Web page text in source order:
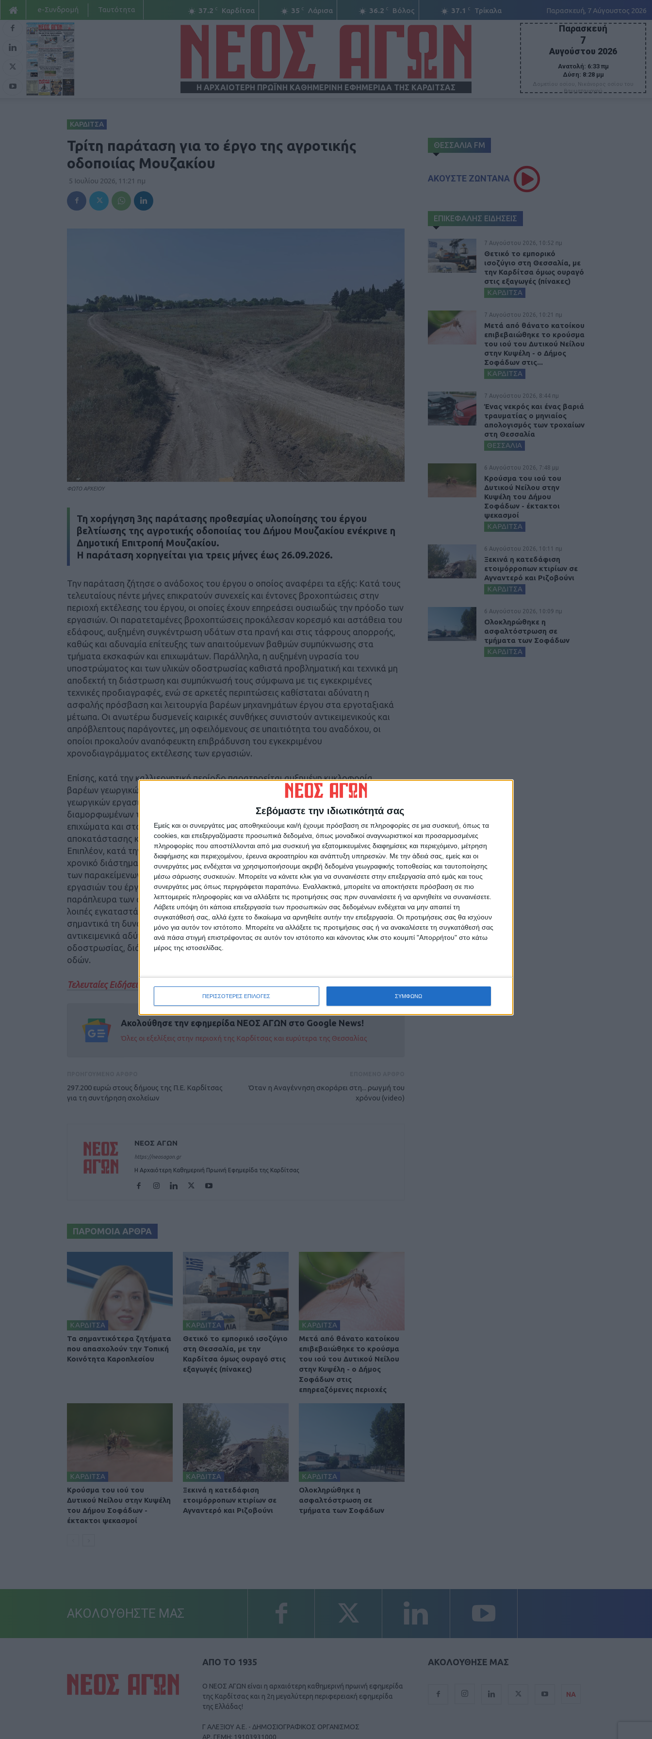
Σεβόμαστε την ιδιωτικότητά σας
Εμείς και οι συνεργάτες μας αποθηκεύουμε και/ή έχουμε πρόσβαση σε πληροφορίες σε μια συσκευή, όπως τα
cookies, και επεξεργαζόμαστε προσωπικά δεδομένα, όπως μοναδικοί αναγνωριστικοί και προσαρμοσμένες
πληροφορίες που αποστέλλονται από μια συσκευή για εξατομικευμένες διαφημίσεις και περιεχόμενο, μέτρηση
διαφήμισης και περιεχομένου, έρευνα ακροατηρίου και ανάπτυξη υπηρεσιών. Με την άδειά σας, εμείς και οι
συνεργάτες μας ενδέχεται να χρησιμοποιήσουμε ακριβή δεδομένα γεωγραφικής τοποθεσίας και ταυτοποίησης
μέσω σάρωσης συσκευών. Μπορείτε να κάνετε κλικ για να συναινέσετε στην επεξεργασία από εμάς και τους
συνεργάτες μας όπως περιγράφεται παραπάνω. Εναλλακτικά, μπορείτε να αποκτήσετε πρόσβαση σε πιο
λεπτομερείς πληροφορίες και να αλλάξετε τις προτιμήσεις σας πριν συναινέσετε ή να αρνηθείτε να συναινέσετε.
Λάβετε υπόψη ότι κάποια επεξεργασία των προσωπικών σας δεδομένων ενδέχεται να μην απαιτεί τη
συγκατάθεσή σας, αλλά έχετε το δικαίωμα να αρνηθείτε αυτήν την επεξεργασία. Οι προτιμήσεις σας θα ισχύουν
μόνο για αυτόν τον ιστότοπο. Μπορείτε να αλλάξετε τις προτιμήσεις σας ή να ανακαλέσετε τη συγκατάθεσή σας
ανά πάσα στιγμή επιστρέφοντας σε αυτόν τον ιστότοπο και κάνοντας κλικ στο κουμπί "Απορρήτου" στο κάτω
μέρος της ιστοσελίδας.
ΠΕΡΙΣΣΟΤΕΡΕΣ ΕΠΙΛΟΓΕΣ ΣΥΜΦΩΝΩ
37.2 C Καρδίτσα 35 C Λάρισα 36.2 C Βόλος 37.1 C Τρίκαλα Παρασκευή, 7 Αύγουστος 2026
e-Συνδρομή Ταυτότητα
Η ΑΡΧΑΙΟΤΕΡΗ ΠΡΩΪΝΗ ΚΑΘΗΜΕΡΙΝΗ ΕΦΗΜΕΡΙΔΑ ΤΗΣ ΚΑΡΔΙΤΣΑΣ
Παρασκευή
7
Αυγούστου 2026
Ανατολή: 6:33 πμ
Δύση: 8:28 μμ
Δομετίου οσίου, Νικάνορος οσίου του
θαυματουργού
ΚΑΡΔΙΤΣΑ
Τρίτη παράταση για το έργο της αγροτικής
οδοποιίας Μουζακίου
5 Ιουλίου 2026, 11:21 πμ
ΦΩΤΟ ΑΡΧΕΙΟΥ
Τη χορήγηση 3ης παράτασης προθεσμίας υλοποίησης του έργου
βελτίωσης της αγροτικής οδοποιίας του Δήμου Μουζακίου ενέκρινε η
Δημοτική Επιτροπή Μουζακίου.
Η παράταση χορηγείται για τρεις μήνες έως 26.09.2026.
Την παράταση ζήτησε ο ανάδοχος του έργου ο οποίος αναφέρει τα εξής: Κατά τους
τελευταίους πέντε μήνες επικρατούν συνεχείς και έντονες βροχοπτώσεις στην
περιοχή εκτέλεσης του έργου, οι οποίες έχουν επηρεάσει ουσιωδώς την πρόοδο των
εργασιών. Οι παρατεταμένες βροχοπτώσεις προκάλεσαν κορεσμό και αστάθεια του
εδάφους, αυξημένη συγκέντρωση υδάτων στα πρανή και στις τάφρους απορροής,
καθώς και αδυναμία επίτευξης των απαιτούμενων βαθμών συμπύκνωσης στα
τμήματα εκσκαφών και επιχωμάτων. Παράλληλα, η αυξημένη υγρασία του
υποστρώματος και των υλικών οδοστρωσίας καθιστά προβληματική και τεχνικά μη
αποδεκτή τη διάστρωση και συμπύκνωσή τους σύμφωνα με τις εγκεκριμένες
τεχνικές προδιαγραφές, ενώ σε αρκετές περιπτώσεις καθίσταται αδύνατη η
ασφαλής πρόσβαση και λειτουργία βαρέων μηχανημάτων έργου στα εργοταξιακά
μέτωπα. Οι ανωτέρω δυσμενείς καιρικές συνθήκες συνιστούν αντικειμενικούς και
απρόβλεπτους παράγοντες, μη οφειλόμενους σε υπαιτιότητα του αναδόχου, οι
οποίοι προκαλούν αναπόφευκτη επιβράδυνση του εγκεκριμένου
χρονοδιαγράμματος εκτέλεσης των εργασιών.
Επίσης, κατά την καλλιεργητική περίοδο παρατηρείται αυξημένη κυκλοφορία
βαρέων γεωργικών μηχανημάτων και αγροτικών οχημάτων για την εξυπηρέτηση των
γεωργικών εργασιών, γεγονός που προκαλεί συνεχή επιβάρυνση των ήδη
διαμορφωμένων τμημάτων του έργου, δημιουργία τροχοαυλάκων, φθορές στα
επιχώματα και στο οδόστρωμα, καθώς και επαναλαμβανόμενες ανάγκες
αποκατάστασης και συντήρησης των προσωρινά ολοκληρωμένων επιφανειών.
Επιπλέον, κατά την τρέχουσα αρδευτική περίοδο την οποία διανύουμε και κατά το
χρονικό διάστημα Ιουνίου – Σεπτεμβρίου, παρατηρείται έντονη και συνεχής άρδευση
των παρακείμενων αγροτεμαχίων, γεγονός που επηρεάζει ουσιωδώς την εξέλιξη των
εργασιών του έργου. Κατά το ανωτέρω χρονικό διάστημα αναπτύσσονται εκ νέου
παράπλευρα των αγροτικών οδών προσωρινά δίκτυα άρδευσης, σωληνώσεις και
λοιπές εγκαταστάσεις εξυπηρέτησης των καλλιεργειών, τα οποία περιορίζουν
σημαντικά τη δυνατότητα ανάπτυξης εργοταξιακών μετώπων και καθιστούν
αντικειμενικά αδύνατη την απρόσκοπτη και ασφαλή εκτέλεση εργασιών
οδοστρωσίας, διάστρωσης υλικών και διαμόρφωσης του καταστρώματος των
οδών.
Τελευταίες Ειδήσεις Σήμερα
Ακολούθησε την εφημερίδα ΝΕΟΣ ΑΓΩΝ στο Google News!
Όλες οι εξελίξεις στην περιοχή της Καρδίτσας και ευρύτερα της Θεσσαλίας
297.200 ευρώ στους δήμους της Π.Ε. Καρδίτσας
για τη συντήρηση σχολείων
Όταν η Αναγέννηση σκοράρει στη... ρωγμή του
χρόνου (video)
ΝΕΟΣ ΑΓΩΝ
https://neosagon.gr
Η Αρχαιότερη Καθημερινή Πρωινή Εφημερίδα της Καρδίτσας
ΠΑΡΟΜΟΙΑ ΑΡΘΡΑ
ΚΑΡΔΙΤΣΑ
Τα σημαντικότερα ζητήματα
που απασχολούν την Τοπική
Κοινότητα Καροπλεσίου
ΚΑΡΔΙΤΣΑ
Θετικό το εμπορικό ισοζύγιο
στη Θεσσαλία, με την
Καρδίτσα όμως ουραγό στις
εξαγωγές (πίνακες)
ΚΑΡΔΙΤΣΑ
Μετά από θάνατο κατοίκου
επιβεβαιώθηκε το κρούσμα
του ιού του Δυτικού Νείλου
στην Κυψέλη - ο Δήμος
Σοφάδων στις
επηρεαζόμενες περιοχές
ΚΑΡΔΙΤΣΑ
Κρούσμα του ιού του
Δυτικού Νείλου στην Κυψέλη
του Δήμου Σοφάδων -
έκτακτοι ψεκασμοί
ΚΑΡΔΙΤΣΑ
Ξεκινά η κατεδάφιση
ετοιμόρροπων κτιρίων σε
Αγναντερό και Ριζοβούνι
ΚΑΡΔΙΤΣΑ
Ολοκληρώθηκε η
ασφαλτόστρωση σε
τμήματα των Σοφάδων
ΘΕΣΣΑΛΙΑ FM
ΑΚΟΥΣΤΕ ΖΩΝΤΑΝΑ
ΕΠΙΚΕΦΑΛΗΣ ΕΙΔΗΣΕΙΣ
7 Αυγούστου 2026, 10:52 πμ
Θετικό το εμπορικό
ισοζύγιο στη Θεσσαλία, με
την Καρδίτσα όμως ουραγό
στις εξαγωγές (πίνακες)
ΚΑΡΔΙΤΣΑ
7 Αυγούστου 2026, 10:21 πμ
Μετά από θάνατο κατοίκου
επιβεβαιώθηκε το κρούσμα
του ιού του Δυτικού Νείλου
στην Κυψέλη - ο Δήμος
Σοφάδων στις...
ΚΑΡΔΙΤΣΑ
7 Αυγούστου 2026, 8:44 πμ
Ένας νεκρός και ένας βαριά
τραυματίας ο μηνιαίος
απολογισμός των τροχαίων
στη Θεσσαλία
ΘΕΣΣΑΛΙΑ
6 Αυγούστου 2026, 7:48 μμ
Κρούσμα του ιού του
Δυτικού Νείλου στην
Κυψέλη του Δήμου
Σοφάδων - έκτακτοι
ψεκασμοί
ΚΑΡΔΙΤΣΑ
6 Αυγούστου 2026, 10:11 πμ
Ξεκινά η κατεδάφιση
ετοιμόρροπων κτιρίων σε
Αγναντερό και Ριζοβούνι
ΚΑΡΔΙΤΣΑ
6 Αυγούστου 2026, 10:09 πμ
Ολοκληρώθηκε η
ασφαλτόστρωση σε
τμήματα των Σοφάδων
ΚΑΡΔΙΤΣΑ
ΑΚΟΛΟΥΘΗΣΤΕ ΜΑΣ
ΑΠΟ ΤΟ 1935
Ο ΝΕΟΣ ΑΓΩΝ είναι η αρχαιότερη καθημερινή πρωινή εφημερίδα
της Καρδίτσας και η 2η μεγαλύτερη περιφερειακή εφημερίδα
της Ελλάδας!
Γ ΑΛΕΞΙΟΥ Α.Ε. - ΔΗΜΟΣΙΟΓΡΑΦΙΚΟΣ ΟΡΓΑΝΙΣΜΟΣ
ΑΡ. ΓΕΜΗ: 19103931000
ΑΚΟΛΟΥΘΗΣΕ ΜΑΣ
ΝΑ